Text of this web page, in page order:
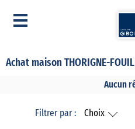
Achat maison THORIGNE-
Aucun
Filtrer par : Choix